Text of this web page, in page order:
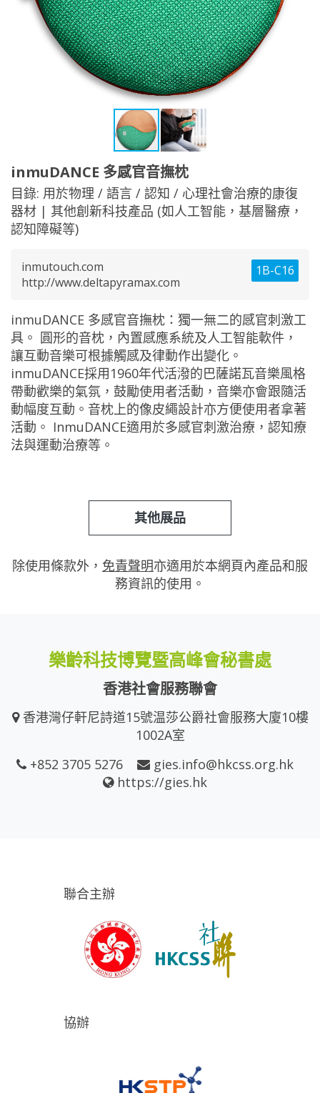
inmuDANCE 多感官音撫枕
目錄: 用於物理 / 語言 / 認知 / 心理社會治療的康復
器材 | 其他創新科技產品 (如人工智能，基層醫療，
認知障礙等)
1B-C16
inmutouch.com
http://www.deltapyramax.com
inmuDANCE 多感官音撫枕：獨一無二的感官刺激工
具。 圓形的音枕，內置感應系統及人工智能軟件，
讓互動音樂可根據觸感及律動作出變化。
inmuDANCE採用1960年代活潑的巴薩諾瓦音樂風格
帶動歡樂的氣氛，鼓勵使用者活動，音樂亦會跟隨活
動幅度互動。音枕上的像皮繩設計亦方便使用者拿著
活動。 InmuDANCE適用於多感官刺激治療，認知療
法與運動治療等。
其他展品
除使用條款外， 免責聲明亦適用於本網頁內產品和服
務資訊的使用。
樂齡科技博覽暨高峰會秘書處
香港社會服務聯會
香港灣仔軒尼詩道15號温莎公爵社會服務大廈10樓
1002A室
+852 3705 5276
gies.info@hkcss.org.hk
https://gies.hk
聯合主辦
協辦